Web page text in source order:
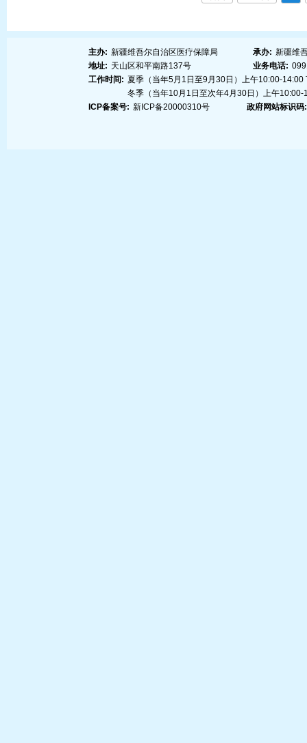
主办: 新疆维吾尔自治区医疗保障局 承办: 新疆维
地址: 天山区和平南路137号 业务电话:
工作时间: 夏季（当年5月1日至9月30日）上午10:00-14:00
冬季（当年10月1日至次年4月30日）上午
ICP备案号: 新ICP备20000310号 政府网站标识码: